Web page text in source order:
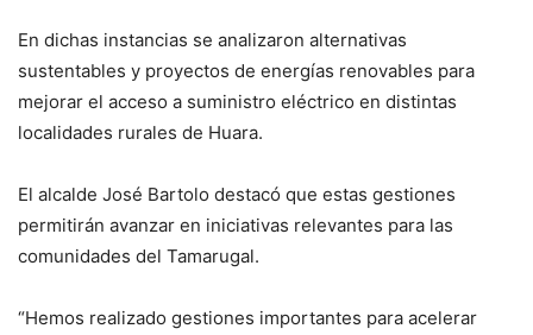
En dichas instancias se analizaron alternativas
sustentables y proyectos de energías renovables para
mejorar el acceso a suministro eléctrico en distintas
localidades rurales de Huara.
El alcalde José Bartolo destacó que estas gestiones
permitirán avanzar en iniciativas relevantes para las
comunidades del Tamarugal.
“Hemos realizado gestiones importantes para acelerar